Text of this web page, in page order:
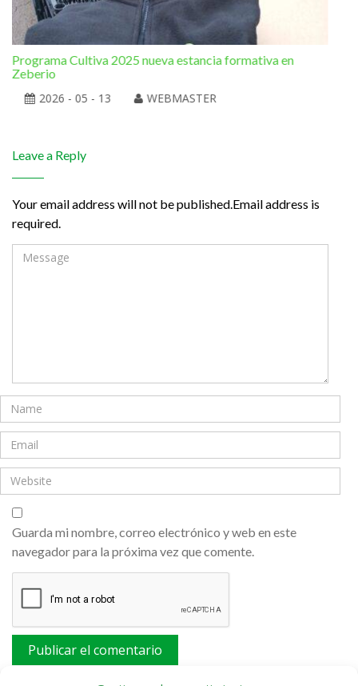
Programa Cultiva 2025 nueva estancia formativa en
Zeberio
2026 - 05 - 13
WEBMASTER
Leave a Reply
Your email address will not be published.Email address is
required.
Guarda mi nombre, correo electrónico y web en este
navegador para la próxima vez que comente.